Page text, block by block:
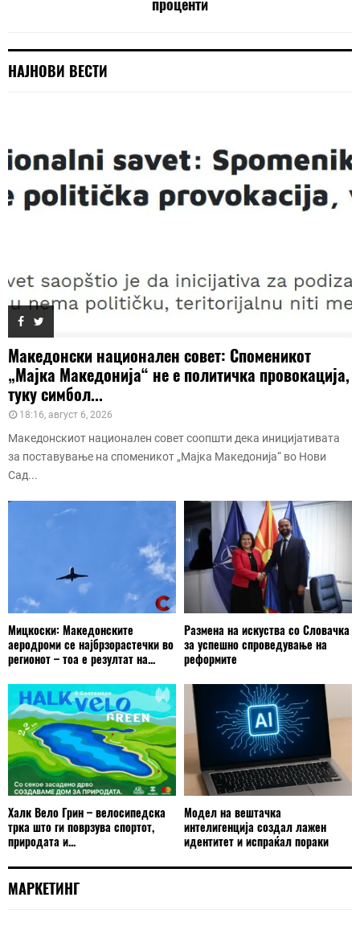
НАЈНОВИ ВЕСТИ
Македонски национален совет: Споменикот
„Мајка Македонија“ не е политичка провокација,
туку симбол...
18:16, август 6, 2026
Македонскиот национален совет соопшти дека иницијативата
за поставување на споменикот „Мајка Македонија“ во Нови
Сад...
Мицкоски: Македонските
аеродроми се најбрзорастечки во
регионот – тоа е резултат на...
Размена на искуства со Словачка
за успешно спроведување на
реформите
Халк Вело Грин – велосипедска
трка што ги поврзува спортот,
природата и...
Модел на вештачка
интелигенција создал лажен
идентитет и испраќал пораки
МАРКЕТИНГ